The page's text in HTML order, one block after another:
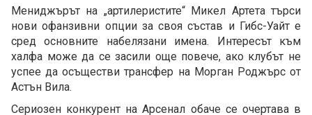
Мениджърът на „артилеристите“ Микел Артета търси
нови офанзивни опции за своя състав и Гибс-Уайт е
сред основните набелязани имена. Интересът към
халфа може да се засили още повече, ако клубът не
успее да осъществи трансфер на Морган Роджърс от
Астън Вила.
Сериозен конкурент на Арсенал обаче се очертава в